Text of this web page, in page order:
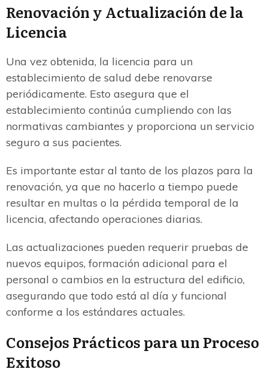
Renovación y Actualización de la
Licencia
Una vez obtenida, la licencia para un
establecimiento de salud debe renovarse
periódicamente. Esto asegura que el
establecimiento continúa cumpliendo con las
normativas cambiantes y proporciona un servicio
seguro a sus pacientes.
Es importante estar al tanto de los plazos para la
renovación, ya que no hacerlo a tiempo puede
resultar en multas o la pérdida temporal de la
licencia, afectando operaciones diarias.
Las actualizaciones pueden requerir pruebas de
nuevos equipos, formación adicional para el
personal o cambios en la estructura del edificio,
asegurando que todo está al día y funcional
conforme a los estándares actuales.
Consejos Prácticos para un Proceso
Exitoso